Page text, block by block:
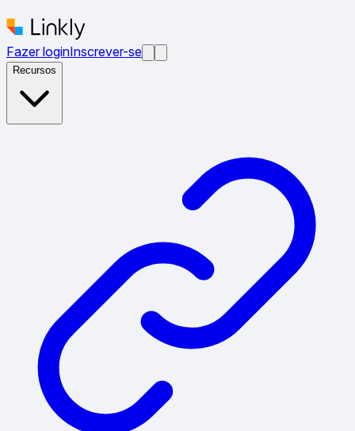
Fazer loginInscrever-se
Recursos